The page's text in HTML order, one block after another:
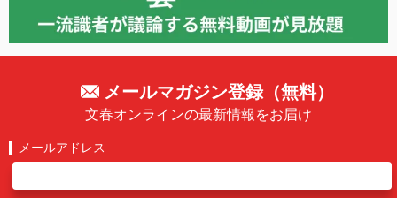
メールマガジン登録（無料）
文春オンラインの最新情報をお届け
メールアドレス